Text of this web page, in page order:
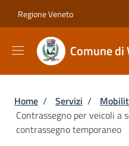
Regione Veneto
Comune
Briciole di
Home / Servizi /
Contrassegno per veicoli a
contrassegno temporaneo